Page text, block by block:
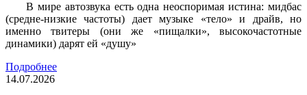
В мире автозвука есть одна неоспоримая истина: мидбас
(средне-низкие частоты) дает музыке «тело» и драйв, но
именно твитеры (они же «пищалки», высокочастотные
динамики) дарят ей «душу»
Подробнее
14.07.2026